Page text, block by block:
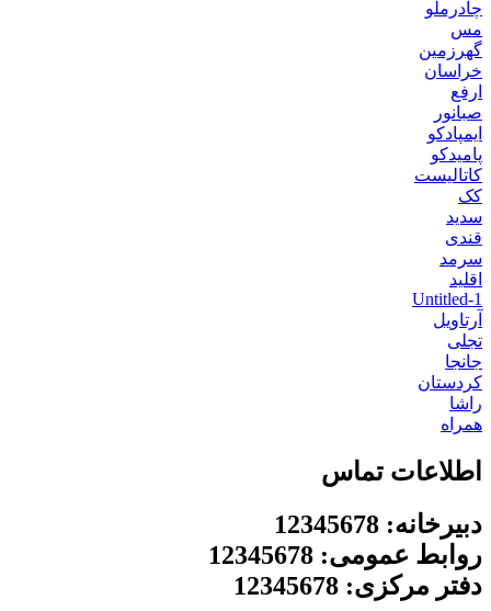
چادرملو
مس
گهرزمین
خراسان
ارفع
صبانور
ایمپادکو
پامیدکو
کاتالیست
کک
سدید
قندی
سرمد
اقلید
Untitled-1
آرتاویل
تجلی
جانجا
کردستان
راشا
همراه
اطلاعات تماس
دبیرخانه: 12345678
روابط عمومی: 12345678
دفتر مرکزی: 12345678